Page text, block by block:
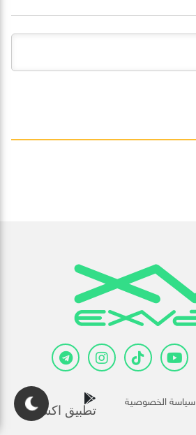
سياسة الخصوصية
تطبيق اكسفار